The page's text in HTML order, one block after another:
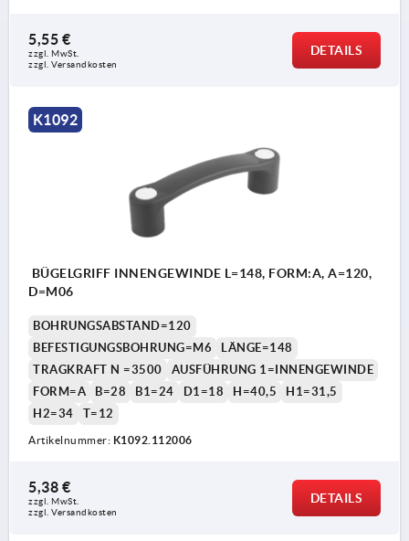
5,55 €
zzgl. MwSt.
zzgl. Versandkosten
DETAILS
K1092
BÜGELGRIFF INNENGEWINDE L=148, FORM:A, A=120,
D=M06
BOHRUNGSABSTAND=120
BEFESTIGUNGSBOHRUNG=M6
LÄNGE=148
TRAGKRAFT N =3500
AUSFÜHRUNG 1=INNENGEWINDE
FORM=A
B=28 B1=24 D1=18 H=40,5
H1=31,5
H2=34
T=12
Artikelnummer: K1092.112006
5,38 €
zzgl. MwSt.
zzgl. Versandkosten
DETAILS